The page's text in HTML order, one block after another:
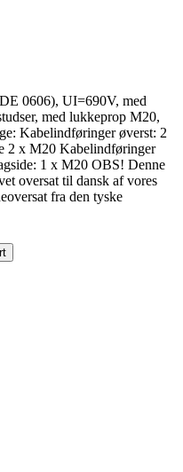
0606), UI=690V, med
med lukkeprop M20,
Kabelindføringer øverst: 2
2 x M20 Kabelindføringer
1 x M20 OBS! Denne
oversat til dansk af vores
fra den tyske